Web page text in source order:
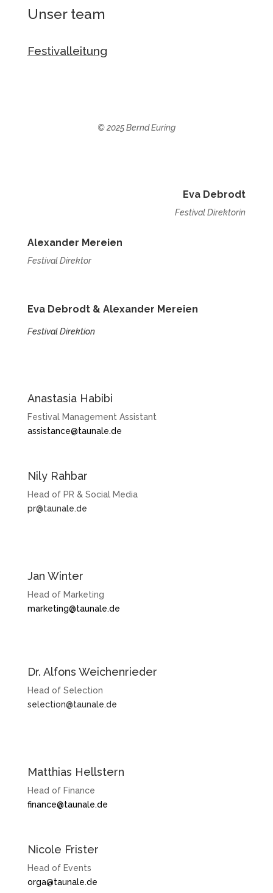
Unser team
Festivalleitung
© 2025 Bernd Euring
Eva Debrodt
Festival Direktorin
Alexander Mereien
Festival Direktor
Eva Debrodt & Alexander Mereien
Festival Direktion
Anastasia Habibi
Festival Management Assistant
assistance@taunale.de
Nily Rahbar
Head of PR & Social Media
pr@taunale.de
Jan Winter
Head of Marketing
marketing@taunale.de
Dr. Alfons Weichenrieder
Head of Selection
selection@taunale.de
Matthias Hellstern
Head of Finance
finance@taunale.de
Nicole Frister
Head of Events
orga@taunale.de